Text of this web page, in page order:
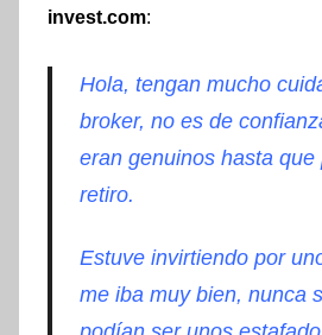
invest.com:
Hola, tengan mucho
broker, no es de
eran genuinos hasta
retiro.
Estuve invirtiendo por
me iba muy bien, nunca